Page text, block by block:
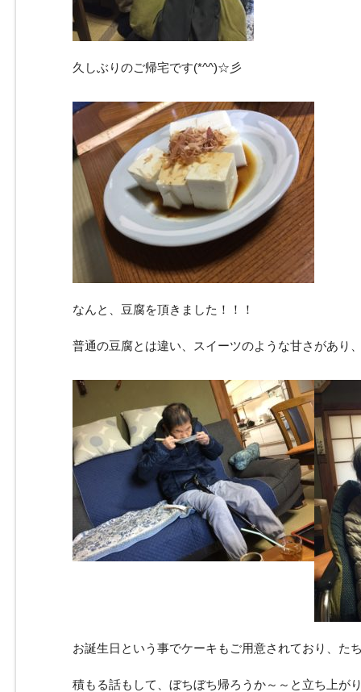
久しぶりのご帰宅です(*^^)☆彡
なんと、豆腐を頂きました！！！
普通の豆腐とは違い、スイーツのような甘さがあり
お誕生日という事でケーキもご用意されており、た
積もる話もして、ぼちぼち帰ろうか～～と立ち上が